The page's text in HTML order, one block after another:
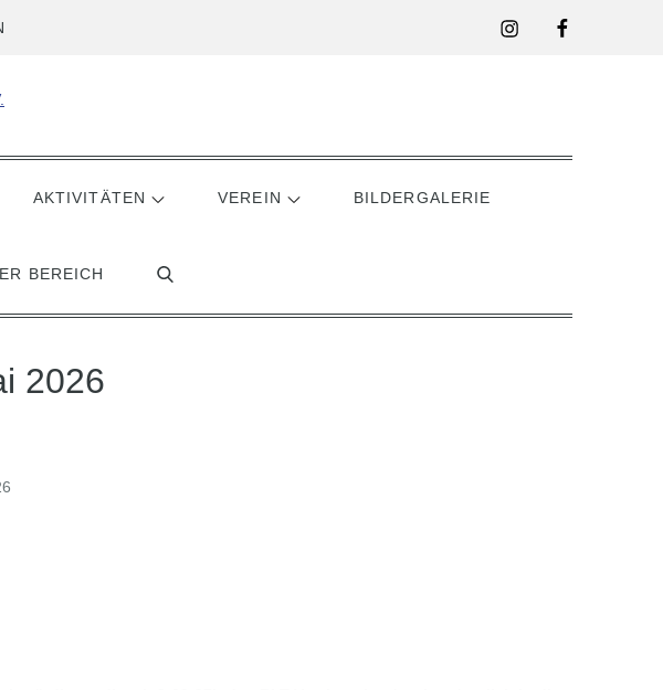
InstagramFacebook
AKTIVITÄTEN VEREIN BILDERGALERIE
BEREICH
2026